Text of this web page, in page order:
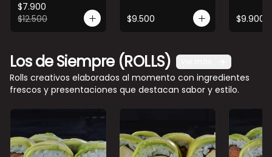
$7.900
$12.500
$9.500 $9.900
Los de Siempre (ROLLS)
Rolls creativos elaborados al momento con ingredientes
frescos y presentaciones que destacan sabor y estilo.